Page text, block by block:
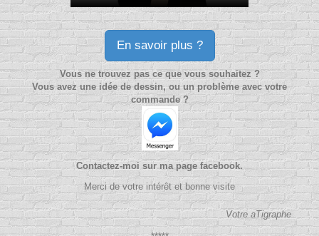
En savoir plus ?
Vous ne trouvez pas ce que vous souhaitez ?
Vous avez une idée de dessin, ou un problème avec votre
commande ?
Contactez-moi sur ma page facebook.
Merci de votre intérêt et bonne visite
Votre aTigraphe